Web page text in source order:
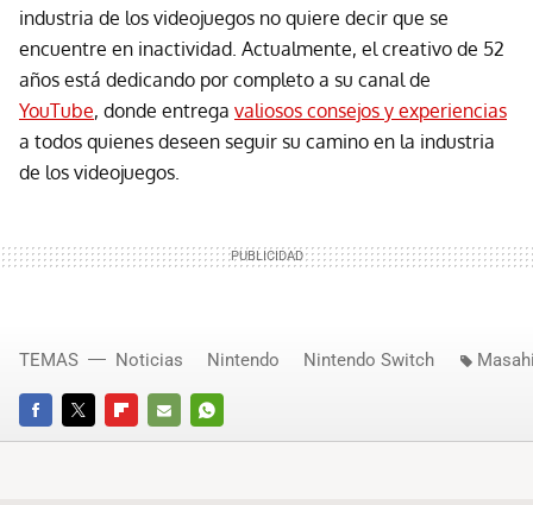
industria de los videojuegos no quiere decir que se
encuentre en inactividad. Actualmente, el creativo de 52
años está dedicando por completo a su canal de
YouTube, donde entrega valiosos consejos y experiencias
a todos quienes deseen seguir su camino en la industria
de los videojuegos.
FACEBOOKTWITTERFLIPBOARD
E-
WHATSAPP
TEMAS Noticias Nintendo Nintendo Switch